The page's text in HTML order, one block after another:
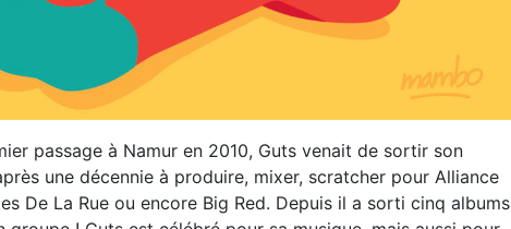
passage à Namur en 2010, Guts venait de sortir son
une décennie à produire, mixer, scratcher pour Alliance
De La Rue ou encore Big Red. Depuis il a sorti cinq albums